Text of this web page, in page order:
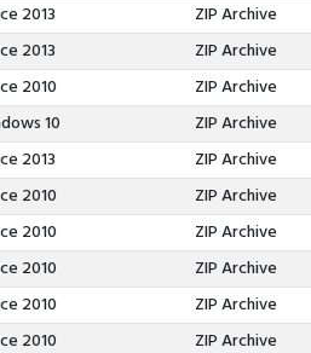
2013
ZIP Archive
2013
ZIP Archive
2010
ZIP Archive
10
ZIP Archive
2013
ZIP Archive
2010
ZIP Archive
2010
ZIP Archive
2010
ZIP Archive
2010
ZIP Archive
2010 ZIP Archive